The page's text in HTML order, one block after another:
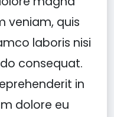
veniam, quis
laboris nisi
consequat.
in
dolore eu